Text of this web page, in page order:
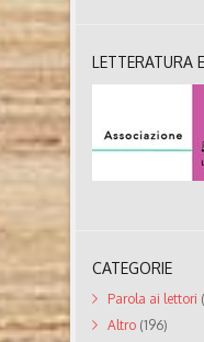
LETTERATURA
CATEGORIE
Parola ai lettori
Altro (196)